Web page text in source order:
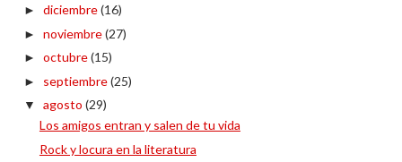
► diciembre(16)
► noviembre(27)
► octubre(15)
► septiembre(25)
▼ agosto (29)
Los amigos entran y salen de tu vida
Rock y locura en la literatura